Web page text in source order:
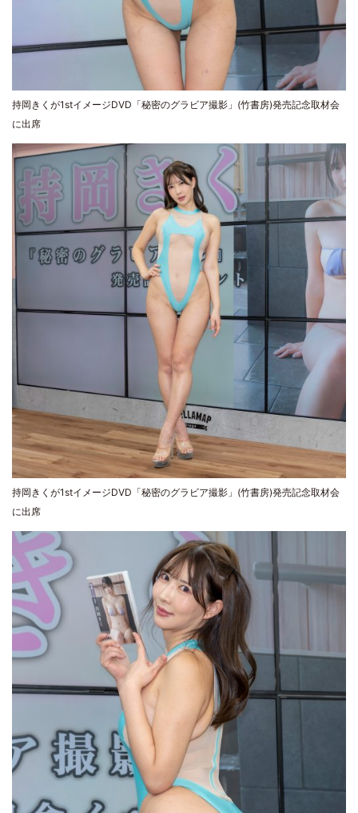
持岡きくが1stイメージDVD「秘密のグラビア撮影」(竹書房)発売記念取材会
に出席
持岡きくが1stイメージDVD「秘密のグラビア撮影」(竹書房)発売記念取材会
に出席